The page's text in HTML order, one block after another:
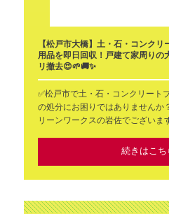
【松戸市大橋】土・石・コンク
用品を即日回収！戸建て家周りの
リ撤去😍🌱🚚✨
✅️松戸市で土・石・コンクリート
の処分にお困りではありませんか
リーンワークスの岩佐でござい
続きはこち